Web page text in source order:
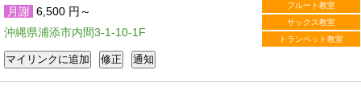
フルート教室
サックス教室
トランペット教室
月謝 6,500 円～
沖縄県浦添市内間3-1-10-1F